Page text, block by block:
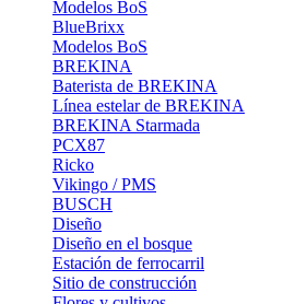
Modelos BoS
BlueBrixx
Modelos BoS
BREKINA
Baterista de BREKINA
Línea estelar de BREKINA
BREKINA Starmada
PCX87
Ricko
Vikingo / PMS
BUSCH
Diseño
Diseño en el bosque
Estación de ferrocarril
Sitio de construcción